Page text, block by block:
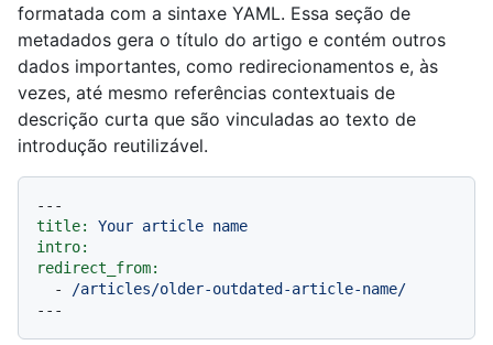
formatada com a sintaxe YAML. Essa seção de
metadados gera o título do artigo e contém outros
dados importantes, como redirecionamentos e, às
vezes, até mesmo referências contextuais de
descrição curta que são vinculadas ao texto de
introdução reutilizável.
---
title:
Your article name
intro:
redirect_from:
-
/articles/older-outdated-article-name/